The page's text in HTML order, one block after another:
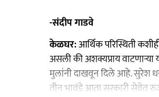
-संदीप गाडवे
केळघर:आर्थिक परिस्थिती
असली की अशक्यप्राय
मुलांनी दाखवून दिले आहे. सुरेश
तीन भावंडे आता सरकारी सेवेत